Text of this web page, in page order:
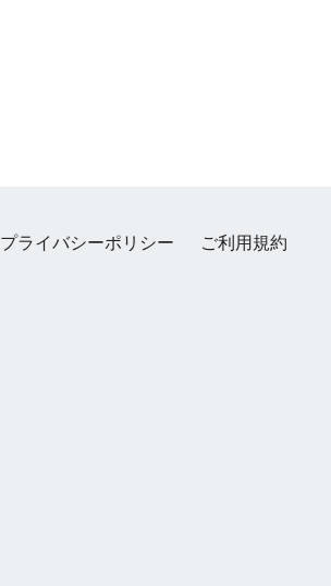
プライバシーポリシー ご利用規約